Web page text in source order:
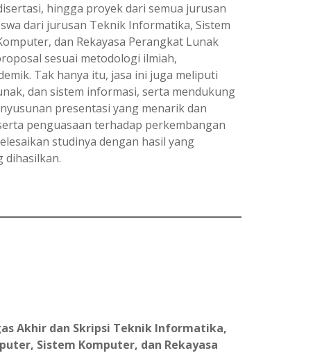
hingga proyek dari semua jurusan
dari jurusan Teknik Informatika, Sistem
dan Rekayasa Perangkat Lunak
sesuai metodologi ilmiah,
Tak hanya itu, jasa ini juga meliputi
dan sistem informasi, serta mendukung
presentasi yang menarik dan
penguasaan terhadap perkembangan
studinya dengan hasil yang
dihasilkan.
Akhir dan Skripsi Teknik Informatika,
Sistem Komputer, dan Rekayasa